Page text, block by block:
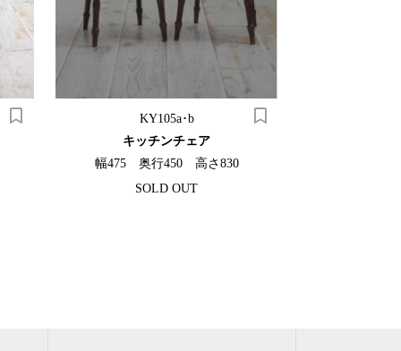
KY105a･b
キッチンチェア
幅475 奥行450 高さ830
SOLD OUT